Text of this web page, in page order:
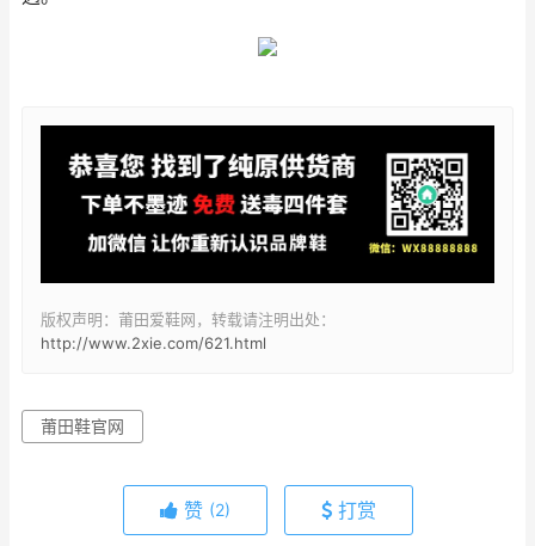
版权声明：莆田爱鞋网，转载请注明出处：
http://www.2xie.com/621.html
莆田鞋官网
赞 (2) 打赏